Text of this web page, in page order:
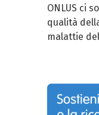
ONLUS ci
qualità
malattie